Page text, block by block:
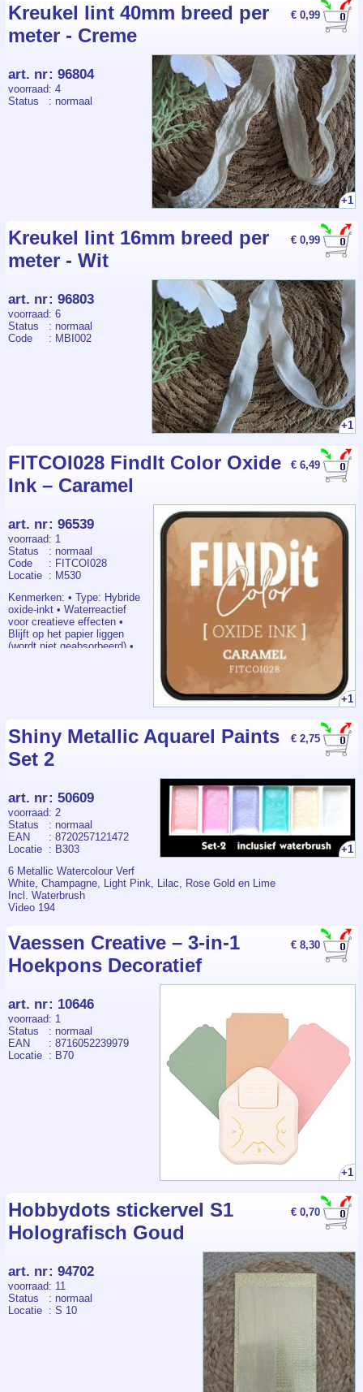
€ 0,99
Kreukel lint 40mm breed per
meter - Creme
+1
art. nr: 96804
voorraad: 4
Status
: normaal
€ 0,99
Kreukel lint 16mm breed per
meter - Wit
+1
art. nr: 96803
voorraad: 6
Status
: normaal
Code
: MBI002
€ 6,49
FITCOI028 FindIt Color Oxide
Ink – Caramel
+1
art. nr: 96539
voorraad: 1
Status
: normaal
Code
: FITCOI028
Locatie : M530
Kenmerken: • Type: Hybride
oxide-inkt • Waterreactief
voor creatieve effecten •
Blijft op het papier liggen
(wordt niet geabsorbeerd) •
scrapbooking en art
journaling Omschrijving:
FindIt Color Oxide Ink is een
veelzijdige hybride inkt voor
blijft op het papier liggen in
plaats van erin te trekken,
waardoor kleuren moeiteloos
met elkaar te blenden zijn en
zachte overgangen ontstaan.
Dankzij de waterreactieve
eigenschappen kunnen
unieke effecten,
achtergronden en texturen
worden gecreëerd. Een
onmisbare inkt voor iedereen
blending en mixed media.
€ 2,75
Shiny Metallic Aquarel Paints
Set 2
+1
art. nr: 50609
voorraad: 2
Status
: normaal
EAN
: 8720257121472
Locatie : B303
6 Metallic Watercolour Verf
White, Champagne, Light Pink, Lilac, Rose Gold en Lime
Incl. Waterbrush
Video 194
€ 8,30
Vaessen Creative – 3-in-1
Hoekpons Decoratief
+1
art. nr: 10646
voorraad: 1
Status
: normaal
EAN
: 8716052239979
Locatie : B70
€ 0,70
Hobbydots stickervel S1
Holografisch Goud
art. nr: 94702
voorraad: 11
Status
: normaal
Locatie : S 10